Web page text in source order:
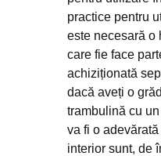
practice pentru
este necesară o
care fie face
achiziționată
dacă aveți o
trambulină cu
va fi o
interior sunt, de